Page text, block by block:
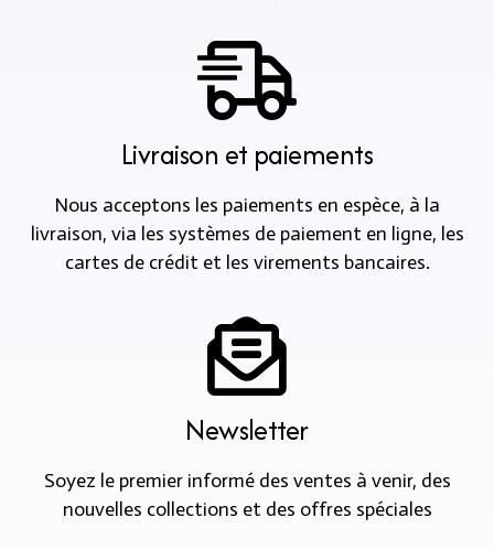
Livraison et paiements
Nous acceptons les paiements en espèce, à la
livraison, via les systèmes de paiement en ligne, les
cartes de crédit et les virements bancaires.
Newsletter
Soyez le premier informé des ventes à venir, des
nouvelles collections et des offres spéciales